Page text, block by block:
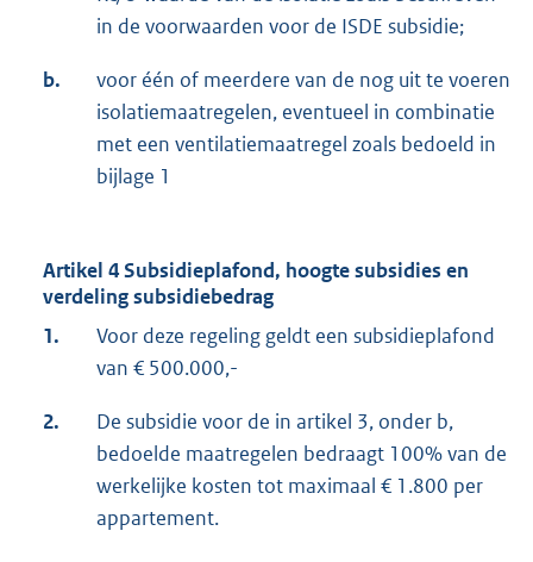
in de voorwaarden voor de ISDE subsidie;
b.
voor één of meerdere van de nog uit te voeren
isolatiemaatregelen, eventueel in combinatie
met een ventilatiemaatregel zoals bedoeld in
bijlage 1
Artikel 4 Subsidieplafond, hoogte subsidies en
verdeling subsidiebedrag
1.
Voor deze regeling geldt een subsidieplafond
van € 500.000,-
2.
De subsidie voor de in artikel 3, onder b,
bedoelde maatregelen bedraagt 100% van de
werkelijke kosten tot maximaal € 1.800 per
appartement.